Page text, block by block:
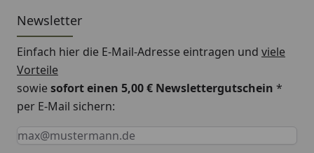
Newsletter
Einfach hier die E-Mail-Adresse eintragen und viele
Vorteile
sowiesofort einen 5,00 € Newslettergutschein *
per E-Mail sichern:
Keine Eingabe erforderlich
Eingabe erforderlich
E-Mail *